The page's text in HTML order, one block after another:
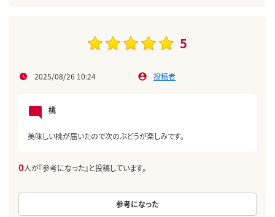
5
2025/08/26 10:24 投稿者
桃
美味しい桃が届いたので次のぶどうが楽しみです。
0人が『参考になった』と投稿しています。
参考になった